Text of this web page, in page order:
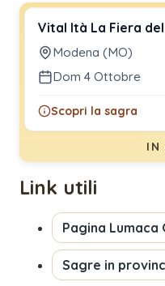
Vital Ità La Fiera
Modena (MO)
Dom 4 Ottobre
Scopri la sagra
IN
Link utili
Pagina Lumaca
Sagre in